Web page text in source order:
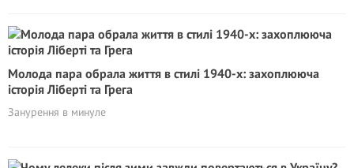
Молода пара обрала життя в стилі 1940-х: захоплююча
історія Ліберті та Грега
Занурення в минуле